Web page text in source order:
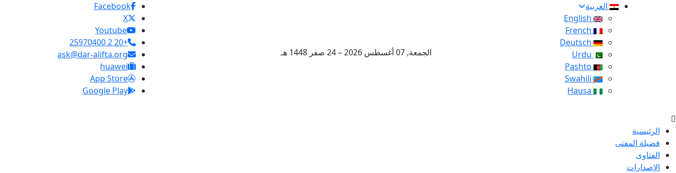
العربية
الجمعة, 07 أغسطس 2026 – 24 صفر 1448 هـ
Facebook
X
Youtube
+20 2 25970400
ask@dar-alifta.org
huawei
App Store
Google Play
الرئيسية
فضيلة المفتى
الفتاوى
الإصدارات